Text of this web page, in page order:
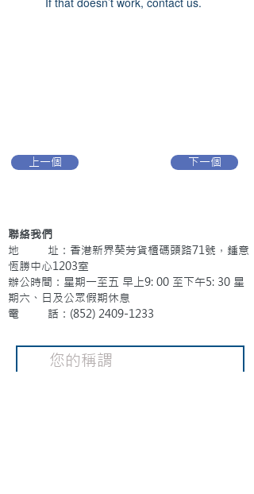
上一個 下一個
聯絡我們
地 址：香港新界葵芳貨櫃碼頭路71號，鍾意
恆勝中心1203室
辦公時間：星期一至五 早上9: 00 至下午5: 30 星
期六、日及公眾假期休息
電 話：(852) 2409-1233